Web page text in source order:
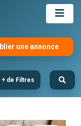
une annonce
+ de Filtres